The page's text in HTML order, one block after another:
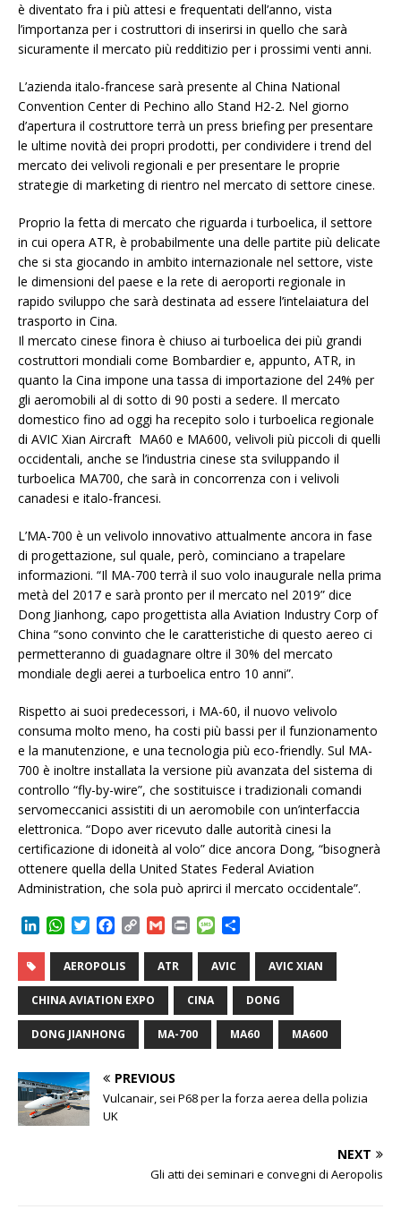
è diventato fra i più attesi e frequentati dell’anno, vista
l’importanza per i costruttori di inserirsi in quello che sarà
sicuramente il mercato più redditizio per i prossimi venti anni.
L’azienda italo-francese sarà presente al China National
Convention Center di Pechino allo Stand H2-2. Nel giorno
d’apertura il costruttore terrà un press briefing per presentare
le ultime novità dei propri prodotti, per condividere i trend del
mercato dei velivoli regionali e per presentare le proprie
strategie di marketing di rientro nel mercato di settore cinese.
Proprio la fetta di mercato che riguarda i turboelica, il settore
in cui opera ATR, è probabilmente una delle partite più delicate
che si sta giocando in ambito internazionale nel settore, viste
le dimensioni del paese e la rete di aeroporti regionale in
rapido sviluppo che sarà destinata ad essere l’intelaiatura del
trasporto in Cina.
Il mercato cinese finora è chiuso ai turboelica dei più grandi
costruttori mondiali come Bombardier e, appunto, ATR, in
quanto la Cina impone una tassa di importazione del 24% per
gli aeromobili al di sotto di 90 posti a sedere. Il mercato
domestico fino ad oggi ha recepito solo i turboelica regionale
di AVIC Xian Aircraft MA60 e MA600, velivoli più piccoli di quelli
occidentali, anche se l’industria cinese sta sviluppando il
turboelica MA700, che sarà in concorrenza con i velivoli
canadesi e italo-francesi.
L’MA-700 è un velivolo innovativo attualmente ancora in fase
di progettazione, sul quale, però, cominciano a trapelare
informazioni. “Il MA-700 terrà il suo volo inaugurale nella prima
metà del 2017 e sarà pronto per il mercato nel 2019” dice
Dong Jianhong, capo progettista alla Aviation Industry Corp of
China “sono convinto che le caratteristiche di questo aereo ci
permetteranno di guadagnare oltre il 30% del mercato
mondiale degli aerei a turboelica entro 10 anni”.
Rispetto ai suoi predecessori, i MA-60, il nuovo velivolo
consuma molto meno, ha costi più bassi per il funzionamento
e la manutenzione, e una tecnologia più eco-friendly. Sul MA-
700 è inoltre installata la versione più avanzata del sistema di
controllo “fly-by-wire”, che sostituisce i tradizionali comandi
servomeccanici assistiti di un aeromobile con un’interfaccia
elettronica. “Dopo aver ricevuto dalle autorità cinesi la
certificazione di idoneità al volo” dice ancora Dong, “bisognerà
ottenere quella della United States Federal Aviation
Administration, che sola può aprirci il mercato occidentale”.
k
e
d
I
n
W
a
t
s
A
p
p
T
i
t
t
e
r
c
e
b
o
o
k
y
L
i
k
G
a
i
n
t
M
s
s
g
d
v
i
d
AEROPOLIS ATR AVIC AVIC XIAN
CHINA AVIATION EXPO CINA DONG
DONG JIANHONG MA-700 MA60 MA600
PREVIOUS
Vulcanair, sei P68 per la forza aerea della polizia
UK
NEXT
Gli atti dei seminari e convegni di Aeropolis